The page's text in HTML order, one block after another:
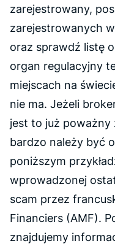
zarejestrowany,
zarejestrowanych
oraz sprawdź listę
organ regulacyjny
miejscach na
nie ma. Jeżeli
jest to już
bardzo należy być
poniższym
wprowadzonej
scam przez
Financiers (AMF).
znajdujemy